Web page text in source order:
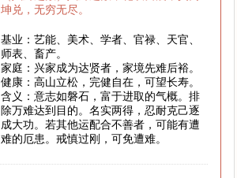
坤兑，无穷无尽。
基业：艺能、美术、学者、官禄、天官、
师表、畜产。
家庭：兴家成为达贤者，家境先难后裕。
健康：高山立松，完健自在，可望长寿。
含义：意志如磐石，富于进取的气概。排
除万难达到目的。名实两得，忍耐克己逐
成大功。若其他运配合不善者，可能有遭
难的厄患。戒慎过刚，可免遭难。